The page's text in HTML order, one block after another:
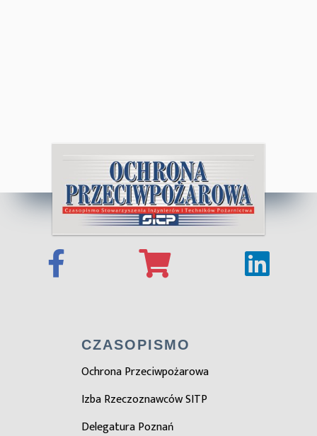
CZASOPISMO
Ochrona Przeciwpożarowa
Izba Rzeczoznawców SITP
Delegatura Poznań